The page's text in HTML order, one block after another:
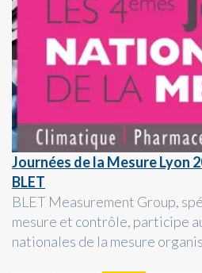
Journées de la Mesure Lyon
BLET
BLET Measurement Group,
mesure et contrôle, participe
nationales de la mesure